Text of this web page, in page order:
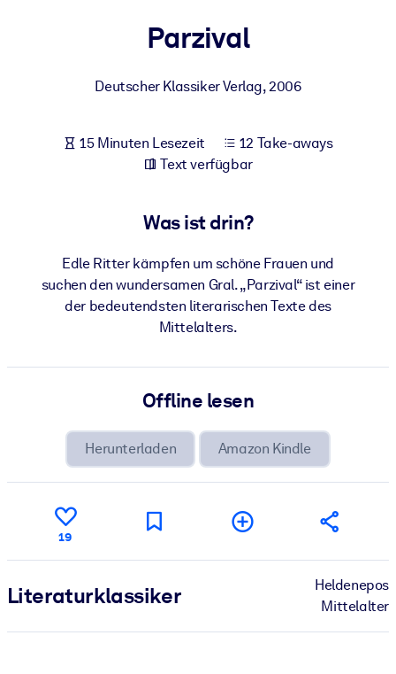
Bauen Sie eine gesunde und resiliente Belegschaft auf.
Integrieren Sie kompaktes, verifiziertes Wissen in Ihr LMS/LXP für
bessere Lernergebnisse.
Bereichern Sie Ihre Unternehmensbibliothek mit
Für KI-Systeme
Nutzen Sie verlässliches, strukturiertes Wissen, um die Ergebnisse
Ihrer KI-Systeme zu optimieren.
Parzival
Deutscher Klassiker Verlag,2006
15 Minuten Lesezeit
12 Take-aways
Text verfügbar
Was ist drin?
Edle Ritter kämpfen um schöne Frauen und
suchen den wundersamen Gral. „Parzival“ ist einer
der bedeutendsten literarischen Texte des
Mittelalters.
Offline lesen
Herunterladen Amazon Kindle
19
Literatur­klassiker
Heldenepos
Mittelalter